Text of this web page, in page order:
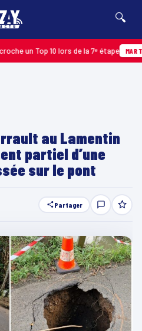
🔍
Top 10 lors de la 7ᵉ étape
au Lamentin
partiel d’une
sur le pont
Partager